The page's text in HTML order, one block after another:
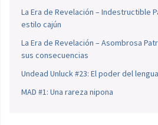
La Era de Revelación – Indestructible
estilo cajún
La Era de Revelación – Asombrosa
sus consecuencias
Undead Unluck #23: El poder del
MAD #1: Una rareza nipona